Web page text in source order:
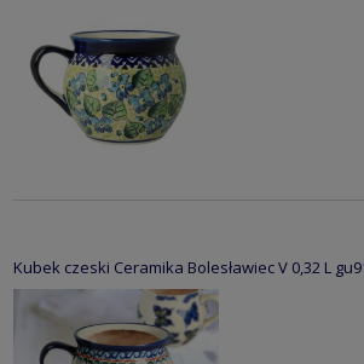
Kubek czeski Ceramika Bolesławiec V 0,32 L